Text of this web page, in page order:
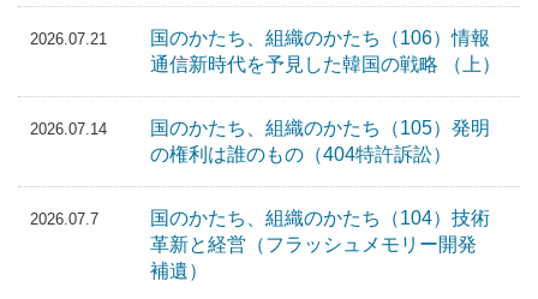
2026.07.21
国のかたち、組織のかたち（106）情報
通信新時代を予見した韓国の戦略 （上）
2026.07.14
国のかたち、組織のかたち（105）発明
の権利は誰のもの（404特許訴訟）
2026.07.7
国のかたち、組織のかたち（104）技術
革新と経営（フラッシュメモリー開発
補遺）